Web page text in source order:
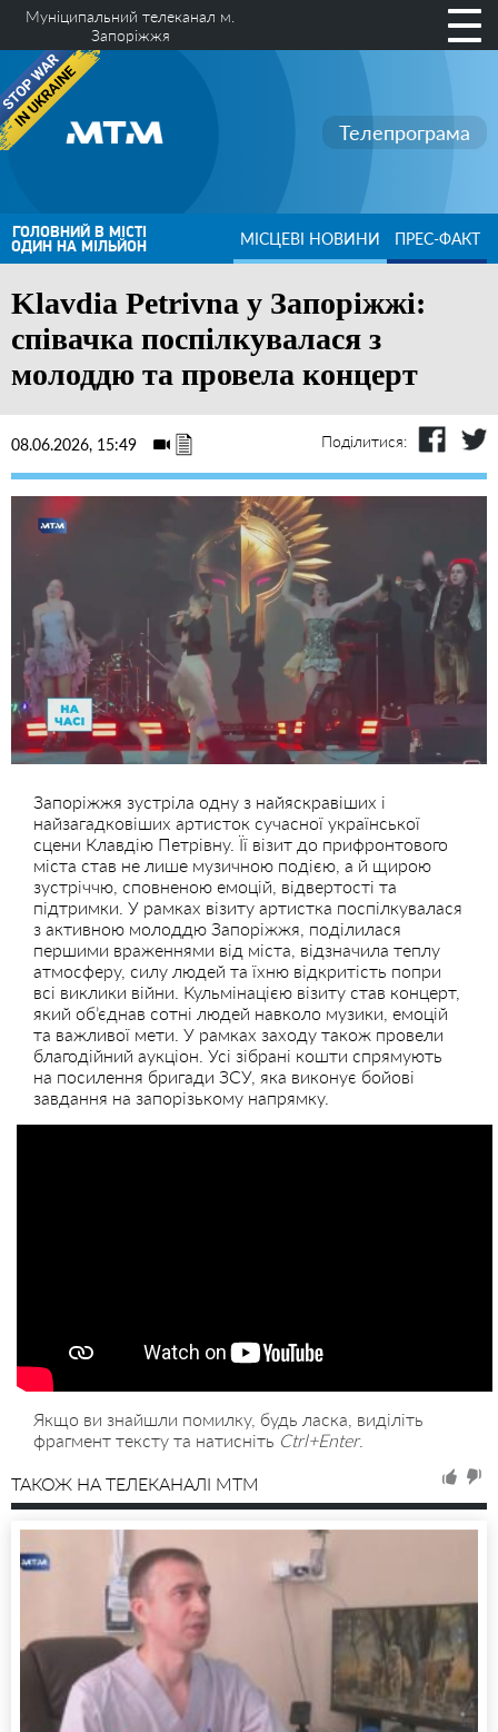
Муніципальний телеканал м.
Запоріжжя
Телепрограма
ГОЛОВНИЙ В МІСТІ
ОДИН НА МІЛЬЙОН МІСЦЕВІ НОВИНИ ПРЕС-ФАКТ
Klavdia Petrivna у Запоріжжі:
співачка поспілкувалася з
молоддю та провела концерт
08.06.2026, 15:49 Поділитися:
Запоріжжя зустріла одну з найяскравіших і
найзагадковіших артисток сучасної української
сцени Клавдію Петрівну. Її візит до прифронтового
міста став не лише музичною подією, а й щирою
зустріччю, сповненою емоцій, відвертості та
підтримки. У рамках візиту артистка поспілкувалася
з активною молоддю Запоріжжя, поділилася
першими враженнями від міста, відзначила теплу
атмосферу, силу людей та їхню відкритість попри
всі виклики війни. Кульмінацією візиту став концерт,
який об’єднав сотні людей навколо музики, емоцій
та важливої мети. У рамках заходу також провели
благодійний аукціон. Усі зібрані кошти спрямують
на посилення бригади ЗСУ, яка виконує бойові
завдання на запорізькому напрямку.
Якщо ви знайшли помилку, будь ласка, виділіть
фрагмент тексту та натисніть Ctrl+Enter.
ТАКОЖ НА ТЕЛЕКАНАЛІ MTM